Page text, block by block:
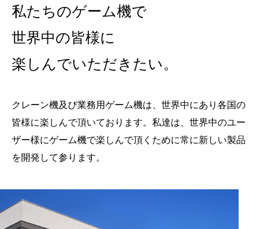
私たちのゲーム機で
世界中の皆様に
楽しんでいただきたい。
クレーン機及び業務用ゲーム機は、世界中にあり各国の
皆様に楽しんで頂いております。私達は、世界中のユー
ザー様にゲーム機で楽しんで頂くために常に新しい製品
を開発して参ります。